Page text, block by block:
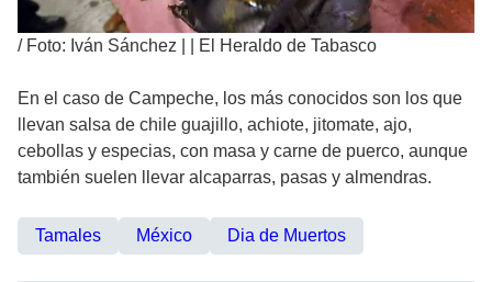
/ Foto: Iván Sánchez | | El Heraldo de Tabasco
En el caso de Campeche, los más conocidos son los que
llevan salsa de chile guajillo, achiote, jitomate, ajo,
cebollas y especias, con masa y carne de puerco, aunque
también suelen llevar alcaparras, pasas y almendras.
Tamales México Dia de Muertos